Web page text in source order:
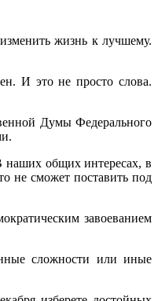
жизнь к лучшему.
И это не просто слова.
Думы Федерального
наших общих интересах, в
не сможет поставить под
завоеванием
сложности или иные